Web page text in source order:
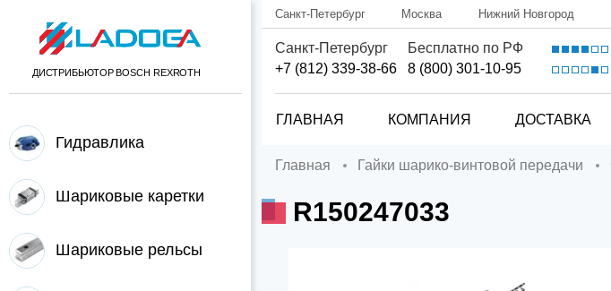
ДИСТРИБЬЮТОР BOSCH REXROTH
Гидравлика
Шариковые каретки
Шариковые рельсы
Санкт-Петербург Москва Нижний Новгород
Санкт-Петербург
+7 (812) 339-38-66
Бесплатно по РФ
8 (800) 301-10-95
ГЛАВНАЯ КОМПАНИЯ ДОСТАВКА
Главная Гайки шарико-винтовой передачи
R150247033